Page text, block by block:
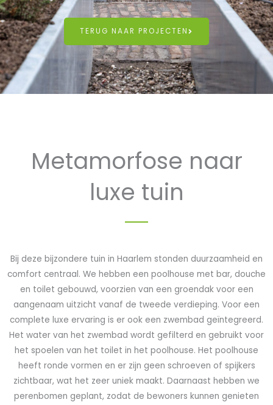
TERUG NAAR PROJECTEN
Metamorfose naar
luxe tuin
Bij deze bijzondere tuin in Haarlem stonden duurzaamheid en
comfort centraal. We hebben een poolhouse met bar, douche
en toilet gebouwd, voorzien van een groendak voor een
aangenaam uitzicht vanaf de tweede verdieping. Voor een
complete luxe ervaring is er ook een zwembad geïntegreerd.
Het water van het zwembad wordt gefilterd en gebruikt voor
het spoelen van het toilet in het poolhouse. Het poolhouse
heeft ronde vormen en er zijn geen schroeven of spijkers
zichtbaar, wat het zeer uniek maakt. Daarnaast hebben we
perenbomen geplant, zodat de bewoners kunnen genieten